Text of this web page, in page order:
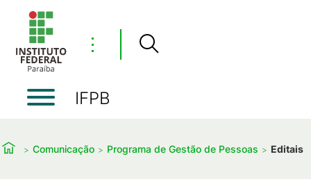
⋮
IFPB
Comunicação Programa de Gestão de Pessoas Editais